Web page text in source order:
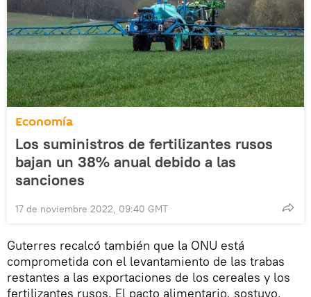
Economía
Los suministros de fertilizantes rusos
bajan un 38% anual debido a las
sanciones
17 de noviembre 2022, 09:40 GMT
Guterres recalcó también que la ONU está
comprometida con el levantamiento de las trabas
restantes a las exportaciones de los cereales y los
fertilizantes rusos. El pacto alimentario, sostuvo,